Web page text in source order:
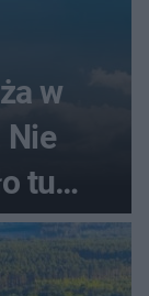
w
Nie
tu